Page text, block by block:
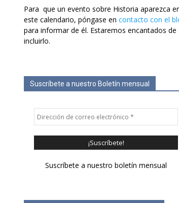
Para que un evento sobre Historia aparezca
este calendario, póngase en contacto con el
para informar de él. Estaremos encantados de
incluirlo.
Suscríbete a nuestro Boletín mensual
Suscríbete a nuestro boletín mensual